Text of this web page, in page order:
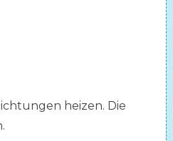
heizen. Die